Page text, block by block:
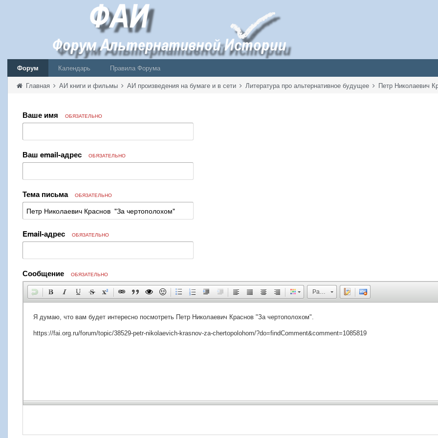
Форум Календарь
Правила Форума
Главная АИ книги и фильмы АИ произведения на бумаге и в сети Литература про альтернативное будущее Петр Николаевич
Ваше имя ОБЯЗАТЕЛЬНО
Ваш email-адрес ОБЯЗАТЕЛЬНО
Тема письма ОБЯЗАТЕЛЬНО
Email-адрес ОБЯЗАТЕЛЬНО
Сообщение ОБЯЗАТЕЛЬНО
Размер